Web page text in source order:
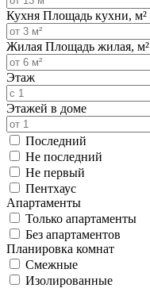
Кухня Площадь кухни, м²
Жилая Площадь жилая, м²
Этаж
Этажей в доме
Последний
Не последний
Не первый
Пентхаус
Апартаменты
Только апартаменты
Без апартаментов
Планировка комнат
Смежные
Изолированные